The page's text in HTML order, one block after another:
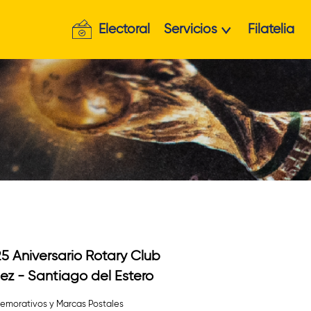
Electoral Servicios Filatelia
Aniversario Rotary Club
- Santiago del Estero
y Marcas Postales